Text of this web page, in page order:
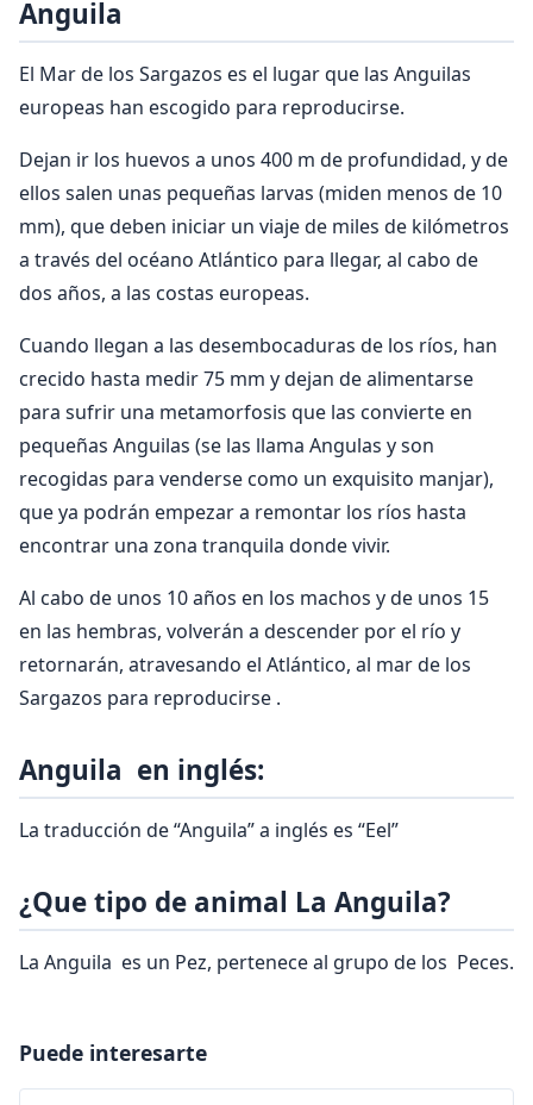
Anguila
El Mar de los Sargazos es el lugar que las Anguilas
europeas han escogido para reproducirse.
Dejan ir los huevos a unos 400 m de profundidad, y de
ellos salen unas pequeñas larvas (miden menos de 10
mm), que deben iniciar un viaje de miles de kilómetros
a través del océano Atlántico para llegar, al cabo de
dos años, a las costas europeas.
Cuando llegan a las desembocaduras de los ríos, han
crecido hasta medir 75 mm y dejan de alimentarse
para sufrir una metamorfosis que las convierte en
pequeñas Anguilas (se las llama Angulas y son
recogidas para venderse como un exquisito manjar),
que ya podrán empezar a remontar los ríos hasta
encontrar una zona tranquila donde vivir.
Al cabo de unos 10 años en los machos y de unos 15
en las hembras, volverán a descender por el río y
retornarán, atravesando el Atlántico, al mar de los
Sargazos para reproducirse .
Anguila en inglés:
La traducción de “Anguila” a inglés es “Eel”
¿Que tipo de animal La Anguila?
La Anguila es un Pez, pertenece al grupo de los Peces.
Puede interesarte